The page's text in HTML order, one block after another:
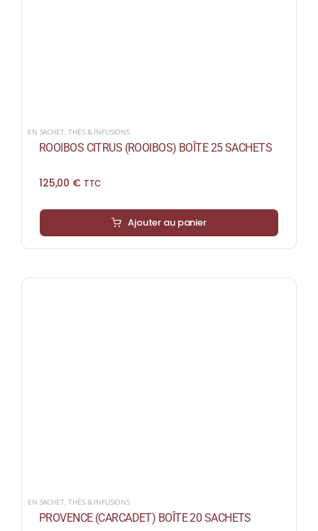
EN SACHET,THÉS & INFUSIONS
ROOIBOS CITRUS (ROOIBOS) BOÎTE 25 SACHETS
125,00 € TTC
Ajouter au panier
EN SACHET,THÉS & INFUSIONS
PROVENCE (CARCADET) BOÎTE 20 SACHETS